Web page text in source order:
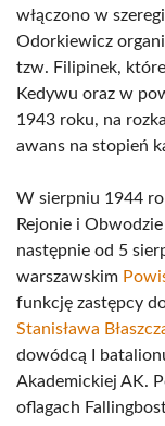
włączono w
Odorkiewicz
tzw. Filipinek,
Kedywu oraz w
1943 roku, na
awans na stopień
W sierpniu 1944
Rejonie i
następnie od 5
warszawskim
funkcję zastępcy
Stanisława
dowódcą I
Akademickiej AK.
oflagach